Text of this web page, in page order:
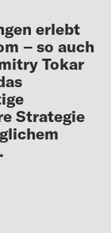
erlebt
– so auch
Tokar
Strategie